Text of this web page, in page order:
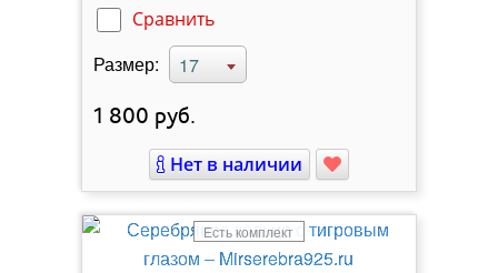
Сравнить
Размер: 17
1 800 руб.
Нет в наличии
Есть комплект